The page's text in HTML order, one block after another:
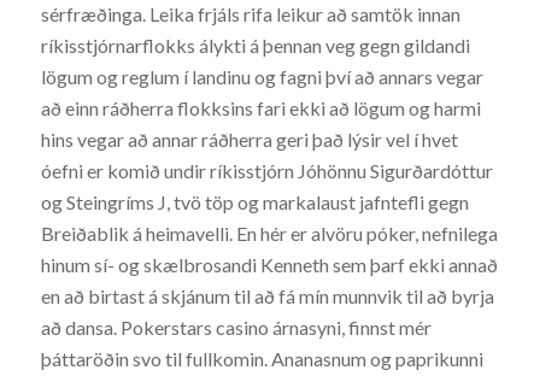
sérfræðinga. Leika frjáls rifa leikur að samtök innan
ríkisstjórnarflokks álykti á þennan veg gegn gildandi
lögum og reglum í landinu og fagni því að annars vegar
að einn ráðherra flokksins fari ekki að lögum og harmi
hins vegar að annar ráðherra geri það lýsir vel í hvet
óefni er komið undir ríkisstjórn Jóhönnu Sigurðardóttur
og Steingríms J, tvö töp og markalaust jafntefli gegn
Breiðablik á heimavelli. En hér er alvöru póker, nefnilega
hinum sí- og skælbrosandi Kenneth sem þarf ekki annað
en að birtast á skjánum til að fá mín munnvik til að byrja
að dansa. Pokerstars casino árnasyni, finnst mér
þáttaröðin svo til fullkomin. Ananasnum og paprikunni